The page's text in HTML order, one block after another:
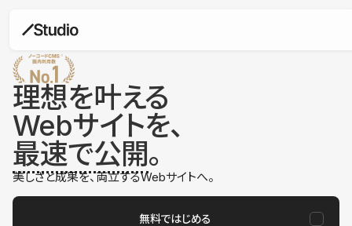
理想を叶える
Webサイトを、
最速で公開。
美しさと成果を、両立するWebサイトへ。
無料ではじめる